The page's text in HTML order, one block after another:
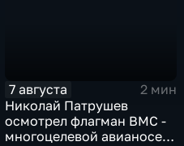
7 августа
2 мин
Николай Патрушев
осмотрел флагман ВМС -
многоцелевой авианосец